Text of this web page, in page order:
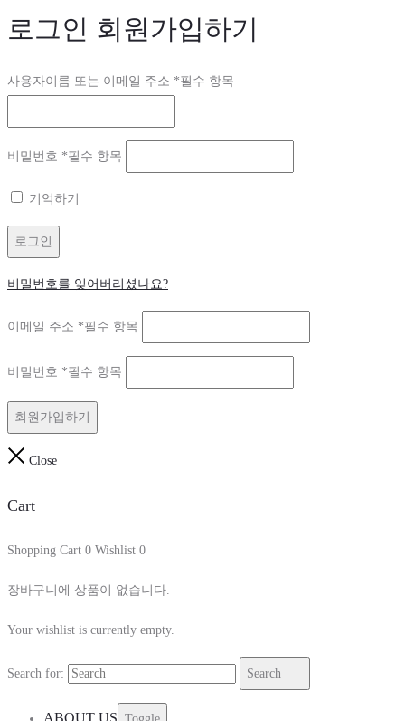
로그인 회원가입하기
사용자이름 또는 이메일 주소 *필수 항목
비밀번호 *필수 항목
기억하기
로그인
비밀번호를 잊어버리셨나요?
이메일 주소 *필수 항목
비밀번호 *필수 항목
회원가입하기
Close
Cart
Shopping Cart 0 Wishlist 0
장바구니에 상품이 없습니다.
Your wishlist is currently empty.
Search for: Search
ABOUT US